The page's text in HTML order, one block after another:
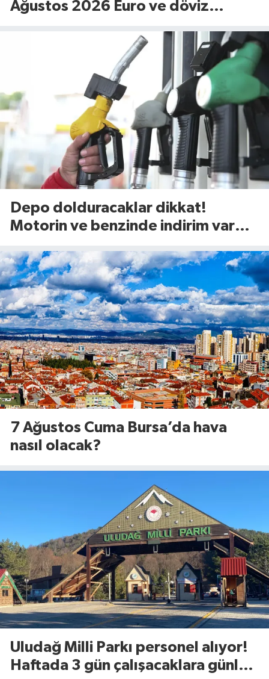
Ağustos 2026 Euro ve döviz
Depo dolduracaklar dikkat!
Motorin ve benzinde indirim var
7 Ağustos Cuma Bursa’da hava
nasıl olacak?
Uludağ Milli Parkı personel alıyor!
Haftada 3 gün çalışacaklara günlük